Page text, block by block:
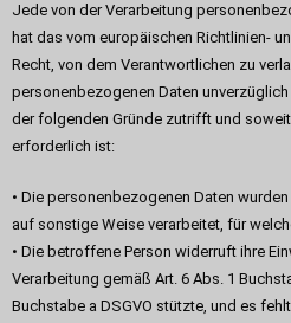
Jede von der Verarbeitung
hat das vom europäischen Richtlinien-
Recht, von dem Verantwortlichen zu
personenbezogenen Daten
der folgenden Gründe zutrifft und
erforderlich ist:
• Die personenbezogenen Daten
auf sonstige Weise verarbeitet, für
• Die betroffene Person widerruft ihre
Verarbeitung gemäß Art. 6 Abs. 1
Buchstabe a DSGVO stützte, und es